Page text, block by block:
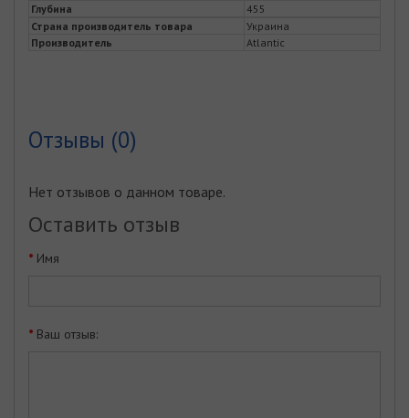
Глубина
455
Страна производитель товара
Украина
Производитель
Atlantic
Отзывы (0)
Нет отзывов о данном товаре.
Оставить отзыв
Имя
Ваш отзыв: